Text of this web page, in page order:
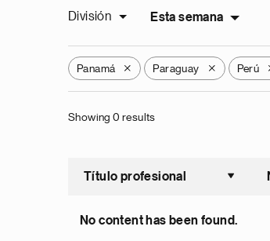
División Esta semana
Panamá X Paraguay X Perú
Showing 0 results
Título profesional
No content has been found.